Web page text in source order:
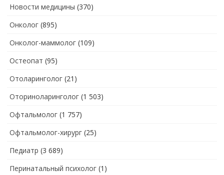
Новости медицины (370)
Онколог (895)
Онколог-маммолог (109)
Остеопат (95)
Отоларинголог (21)
Оториноларинголог (1 503)
Офтальмолог (1 757)
Офтальмолог-хирург (25)
Педиатр (3 689)
Перинатальный психолог (1)